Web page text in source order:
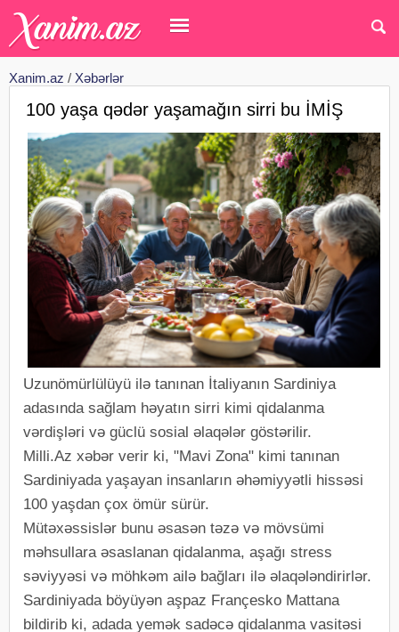
Xanim.az / Xəbərlər
100 yaşa qədər yaşamağın sirri bu İMİŞ
Uzunömürlülüyü ilə tanınan İtaliyanın Sardiniya
adasında sağlam həyatın sirri kimi qidalanma
vərdişləri və güclü sosial əlaqələr göstərilir.
Milli.Az xəbər verir ki, "Mavi Zona" kimi tanınan
Sardiniyada yaşayan insanların əhəmiyyətli hissəsi
100 yaşdan çox ömür sürür.
Mütəxəssislər bunu əsasən təzə və mövsümi
məhsullara əsaslanan qidalanma, aşağı stress
səviyyəsi və möhkəm ailə bağları ilə əlaqələndirirlər.
Sardiniyada böyüyən aşpaz Françesko Mattana
bildirib ki, adada yemək sadəcə qidalanma vasitəsi